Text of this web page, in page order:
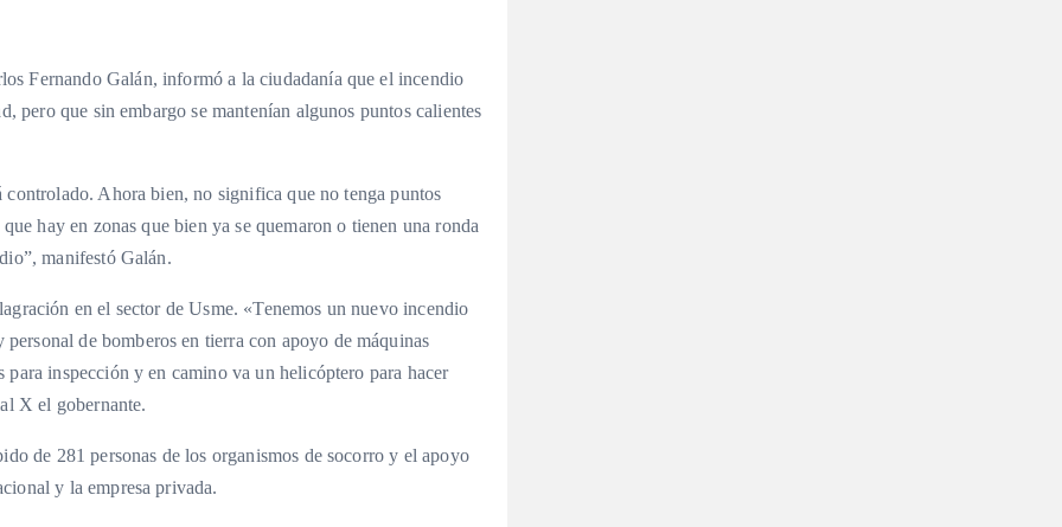
Fernando Galán, informó a la ciudadanía que el incendio
pero que sin embargo se mantenían algunos puntos calientes
Ahora bien, no significa que no tenga puntos
hay en zonas que bien ya se quemaron o tienen una ronda
manifestó Galán.
en el sector de Usme. «Tenemos un nuevo incendio
de bomberos en tierra con apoyo de máquinas
inspección y en camino va un helicóptero para hacer
X el gobernante.
de 281 personas de los organismos de socorro y el apoyo
y la empresa privada.